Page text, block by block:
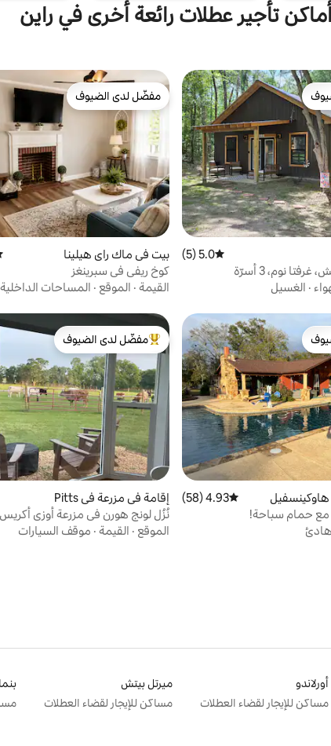
أماكن تأجير عطلات رائعة أخرى في راين
متوسط التقييم 5.0 من 5، 5 مراجعات
5.0 (5)
· الغسيل
مفضّل لدى الضيوف
مفضّل لدى الضيوف
بيت في ماك راي هيلينا
كوخ ريفي في سبرينغز
القيمة · الموقع · المساحات الداخلية
متوسط التقييم 4.93 من 5، 58 مراجعات
4.93 (58)
هادئ
من أبرز البيوت المفضّلة لدى الضيوف
مفضّل لدى الضيوف
إقامة في مزرعة في Pitts
نُزُل لونج هورن في مزرعة أوزي أكريس
الموقع · القيمة · موقف السيارات
أورلاندو
مساكن للإيجار لقضاء العطلات
ميرتل بيتش
مساكن للإيجار لقضاء العطلات